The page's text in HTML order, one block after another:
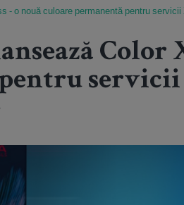
- o nouă culoare permanentă pentru
Color
servicii